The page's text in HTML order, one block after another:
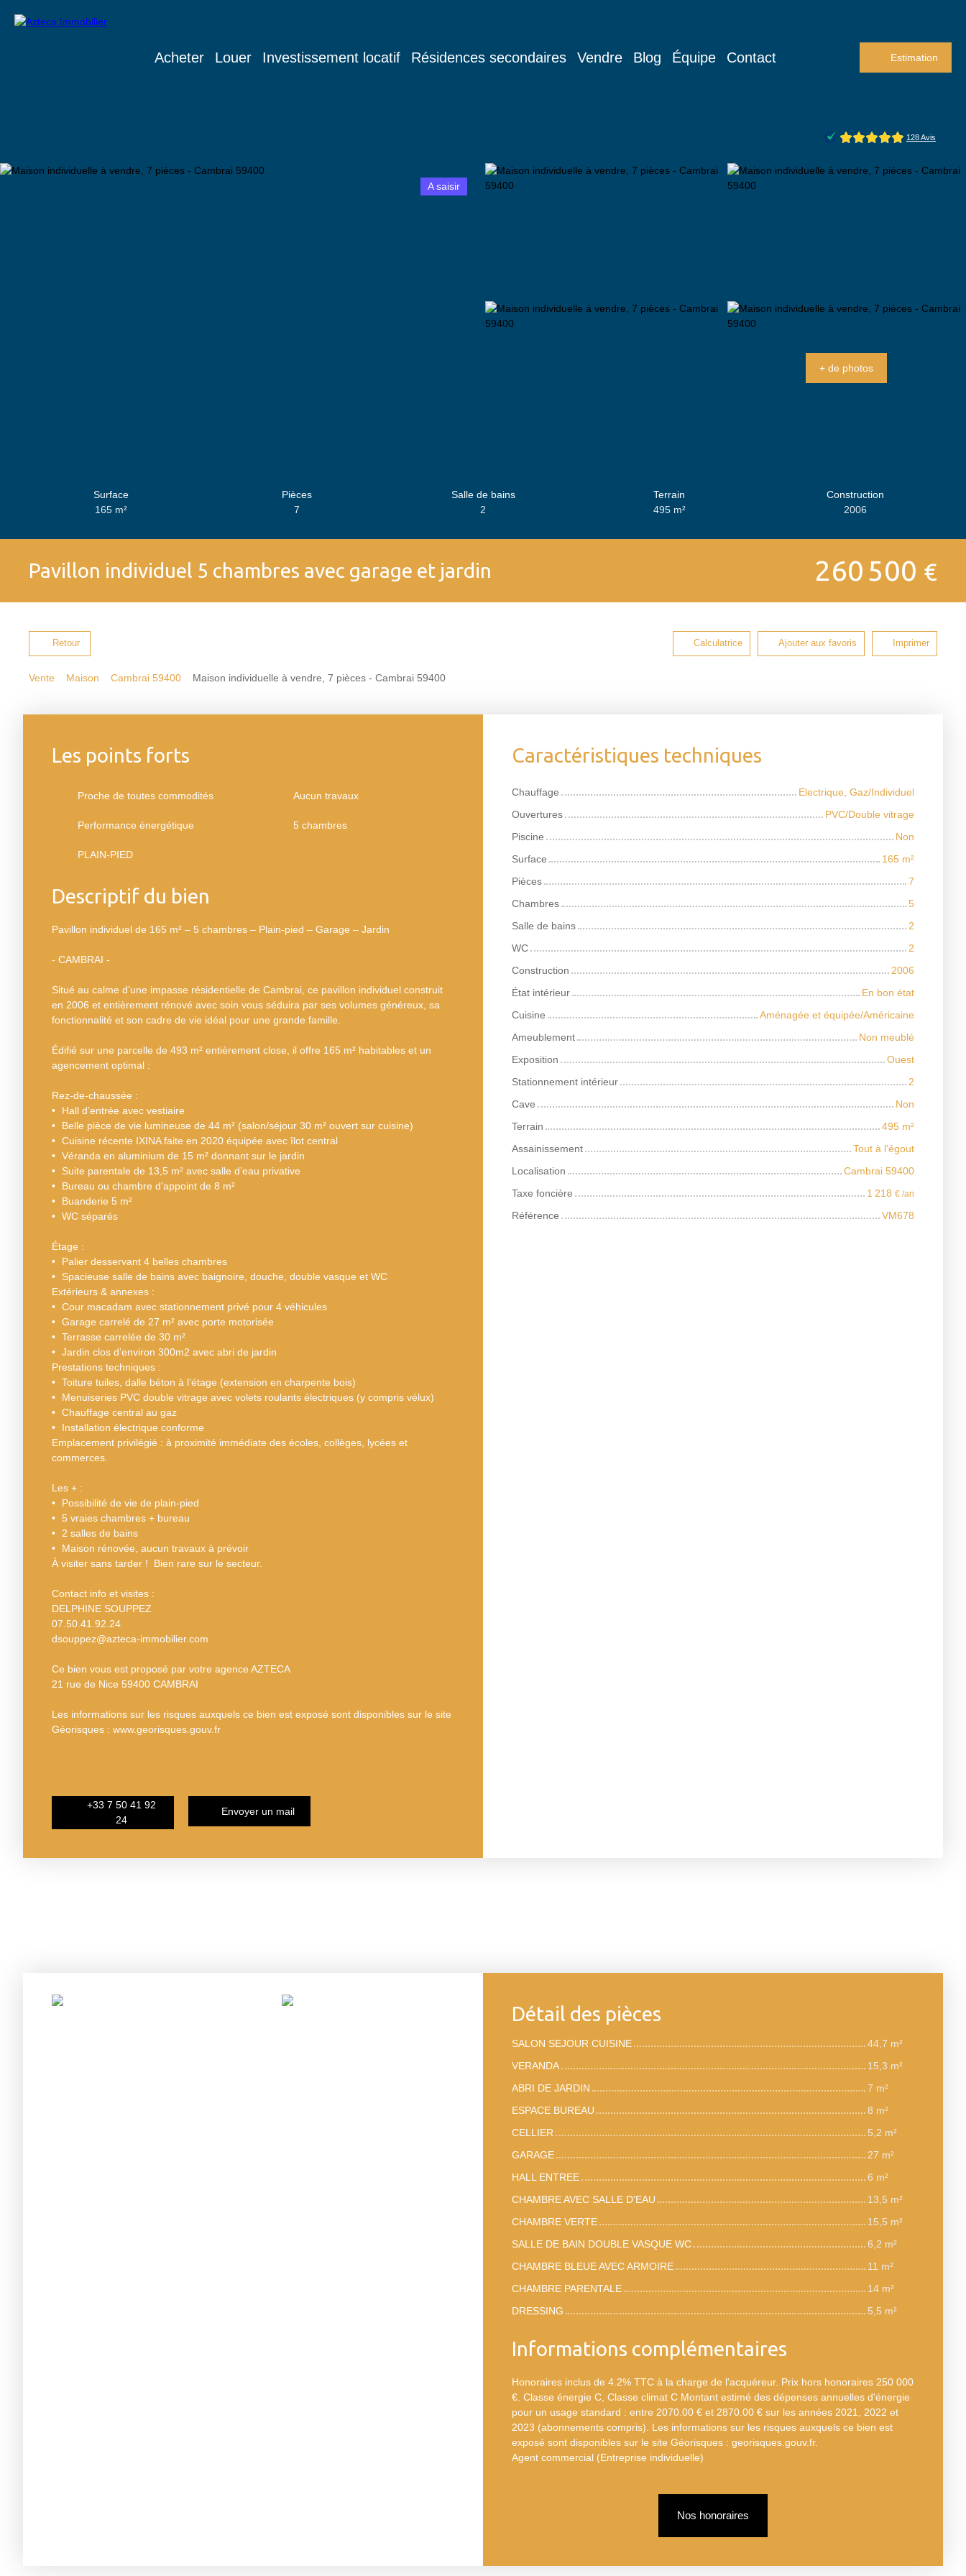
Acheter Louer Investissement locatif Résidences secondaires Vendre Blog Équipe Contact Estimation
A saisir
+ de photos
Surface
165 m²
Pièces
7
Salle de bains
2
Terrain
495 m²
Construction
2006
Pavillon individuel 5 chambres avec garage et jardin 260 500 €
Retour Calculatrice Ajouter aux favoris Imprimer
Vente Maison Cambrai 59400 Maison individuelle à vendre, 7 pièces - Cambrai 59400
Les points forts
Proche de toutes commodités Aucun travaux
Performance énergétique 5 chambres
PLAIN-PIED
Descriptif du bien
Pavillon individuel de 165 m² – 5 chambres – Plain-pied – Garage – Jardin
- CAMBRAI -
Situé au calme d’une impasse résidentielle de Cambrai, ce pavillon individuel construit
en 2006 et entièrement rénové avec soin vous séduira par ses volumes généreux, sa
fonctionnalité et son cadre de vie idéal pour une grande famille.
Édifié sur une parcelle de 493 m² entièrement close, il offre 165 m² habitables et un
agencement optimal :
Rez-de-chaussée :
Hall d’entrée avec vestiaire
Belle pièce de vie lumineuse de 44 m² (salon/séjour 30 m² ouvert sur cuisine)
Cuisine récente IXINA faite en 2020 équipée avec îlot central
Véranda en aluminium de 15 m² donnant sur le jardin
Suite parentale de 13,5 m² avec salle d’eau privative
Bureau ou chambre d’appoint de 8 m²
Buanderie 5 m²
WC séparés
Étage :
Palier desservant 4 belles chambres
Spacieuse salle de bains avec baignoire, douche, double vasque et WC
Extérieurs & annexes :
Cour macadam avec stationnement privé pour 4 véhicules
Garage carrelé de 27 m² avec porte motorisée
Terrasse carrelée de 30 m²
Jardin clos d’environ 300m2 avec abri de jardin
Prestations techniques :
Toiture tuiles, dalle béton à l’étage (extension en charpente bois)
Menuiseries PVC double vitrage avec volets roulants électriques (y compris vélux)
Chauffage central au gaz
Installation électrique conforme
Emplacement privilégié : à proximité immédiate des écoles, collèges, lycées et
commerces.
Les + :
Possibilité de vie de plain-pied
5 vraies chambres + bureau
2 salles de bains
Maison rénovée, aucun travaux à prévoir
À visiter sans tarder ! Bien rare sur le secteur.
Contact info et visites :
DELPHINE SOUPPEZ
07.50.41.92.24
dsouppez@azteca-immobilier.com
Ce bien vous est proposé par votre agence AZTECA
21 rue de Nice 59400 CAMBRAI
Les informations sur les risques auxquels ce bien est exposé sont disponibles sur le site
Géorisques : www.georisques.gouv.fr
+33 7 50 41 92
24
Envoyer un mail
Caractéristiques techniques
Chauffage
Electrique, Gaz/Individuel
Ouvertures
PVC/Double vitrage
Piscine
Non
Surface
165 m²
Pièces
7
Chambres
5
Salle de bains
2
WC
2
Construction
2006
État intérieur
En bon état
Cuisine
Aménagée et équipée/Américaine
Ameublement
Non meublé
Exposition
Ouest
Stationnement intérieur
2
Cave
Non
Terrain
495 m²
Assainissement
Tout à l'égout
Localisation
Cambrai 59400
Taxe foncière
1 218 € /an
Référence VM678
Détail des pièces
SALON SEJOUR CUISINE
44,7 m²
VERANDA
15,3 m²
ABRI DE JARDIN
7 m²
ESPACE BUREAU
8 m²
CELLIER
5,2 m²
GARAGE
27 m²
HALL ENTREE
6 m²
CHAMBRE AVEC SALLE D'EAU
13,5 m²
CHAMBRE VERTE
15,5 m²
SALLE DE BAIN DOUBLE VASQUE WC
6,2 m²
CHAMBRE BLEUE AVEC ARMOIRE
11 m²
CHAMBRE PARENTALE
14 m²
DRESSING
5,5 m²
Informations complémentaires
Honoraires inclus de 4.2% TTC à la charge de l'acquéreur. Prix hors honoraires 250 000
€. Classe énergie C, Classe climat C Montant estimé des dépenses annuelles d'énergie
pour un usage standard : entre 2070.00 € et 2870.00 € sur les années 2021, 2022 et
2023 (abonnements compris). Les informations sur les risques auxquels ce bien est
exposé sont disponibles sur le site Géorisques : georisques.gouv.fr.
Agent commercial (Entreprise individuelle)
Nos honoraires